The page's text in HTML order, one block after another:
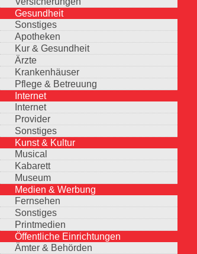
Gesundheit
Sonstiges
Apotheken
Kur & Gesundheit
Ärzte
Krankenhäuser
Pflege & Betreuung
Internet
Internet
Provider
Sonstiges
Kunst & Kultur
Musical
Kabarett
Museum
Medien & Werbung
Fernsehen
Sonstiges
Printmedien
Öffentliche Einrichtungen
Ämter & Behörden